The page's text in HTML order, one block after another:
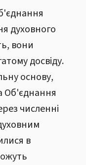
духовного
вони
досвіду.
основу,
Об'єднання
численні
в